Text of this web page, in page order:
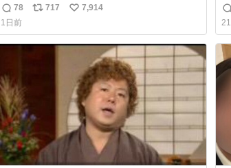
もったいないだろ」 「静電気を逃がし、熱く
なった地面の温度を下げ、引火事故の防止の
為必要な作業です」 👴「水不足の昨今にもっ
たいないことをするな!!」 それでは歌いま
す、聞いてください 「井戸水」
返
信
数
78
リ
ス
717
い
ね
7,914
1日前
返
信
数